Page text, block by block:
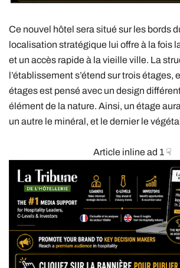
Ce nouvel hôtel sera situé sur les bords
localisation stratégique lui offre à la fois
et un accès rapide à la vieille ville. La
l’établissement s’étend sur trois étages,
étages est pensé avec un design
élément de la nature. Ainsi, un étage
un autre le minéral, et le dernier le
Article inline ad 1 ☟